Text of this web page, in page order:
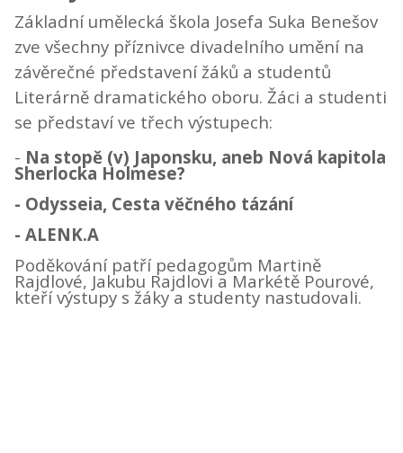
Základní umělecká škola Josefa Suka Benešov
zve všechny příznivce divadelního umění na
závěrečné představení žáků a studentů
Literárně dramatického oboru. Žáci a studenti
se představí ve třech výstupech:
- Na stopě (v) Japonsku, aneb Nová kapitola
Sherlocka Holmese?
- Odysseia, Cesta věčného tázání
- ALENK.A
Poděkování patří pedagogům Martině
Rajdlové, Jakubu Rajdlovi a Markétě Pourové,
kteří výstupy s žáky a studenty nastudovali.